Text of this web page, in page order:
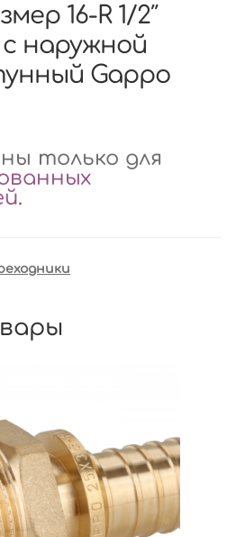
16-R 1/2″
наружной
Gappo
только для
.